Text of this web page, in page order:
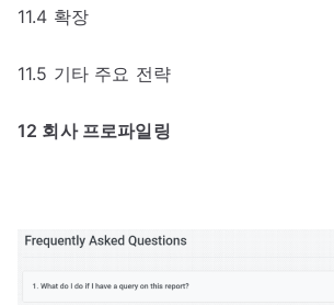
11.4 확장
11.5 기타 주요 전략
12 회사 프로파일링